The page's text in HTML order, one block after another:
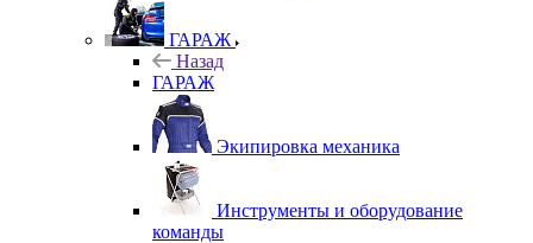
ГАРАЖ
Назад
ГАРАЖ
Экипировка механика
Инструменты и оборудование
команды